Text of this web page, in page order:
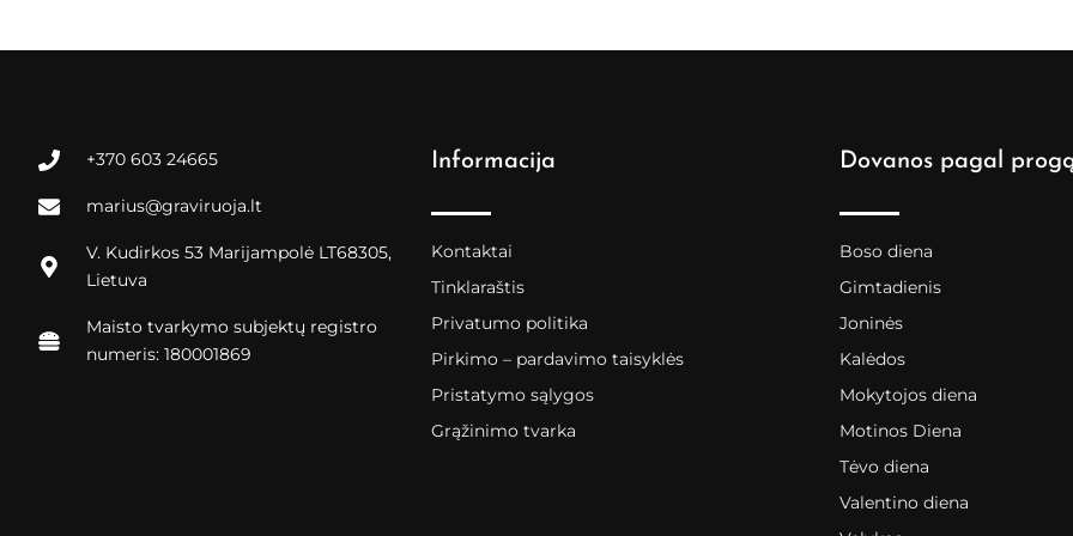
+370 603 24665
marius@graviruoja.lt
V. Kudirkos 53 Marijampolė LT68305,
Lietuva
Maisto tvarkymo subjektų registro
numeris: 180001869
Informacija
Kontaktai
Tinklaraštis
Privatumo politika
Pirkimo – pardavimo taisyklės
Pristatymo sąlygos
Grąžinimo tvarka
Dovanos pagal
Boso diena
Gimtadienis
Joninės
Kalėdos
Mokytojos diena
Motinos Diena
Tėvo diena
Valentino diena